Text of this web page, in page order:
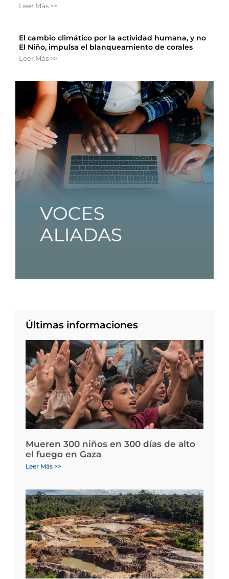
Leer Más >>
El cambio climático por la actividad humana, y no
El Niño, impulsa el blanqueamiento de corales
Leer Más >>
Últimas informaciones
Mueren 300 niños en 300 días de alto
el fuego en Gaza
Leer Más >>